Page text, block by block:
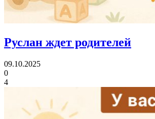
Руслан ждет родителей
09.10.2025
0
4